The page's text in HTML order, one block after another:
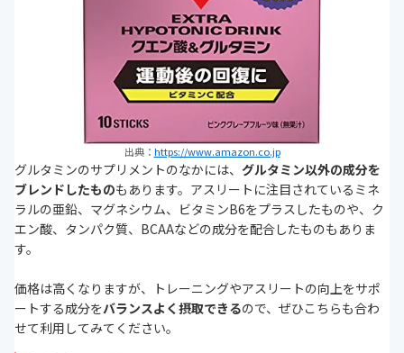
出典： https://www.amazon.co.jp
グルタミンのサプリメントのなかには、 グルタミン以外の成分を
ブレンドしたものもあります。アスリートに注目されているミネ
ラルの亜鉛、マグネシウム、ビタミンB6をプラスしたものや、ク
エン酸、タンパク質、BCAAなどの成分を配合したものもありま
す。
価格は高くなりますが、トレーニングやアスリートの向上をサポ
ートする成分をバランスよく摂取できるので、ぜひこちらも合わ
せて利用してみてください。